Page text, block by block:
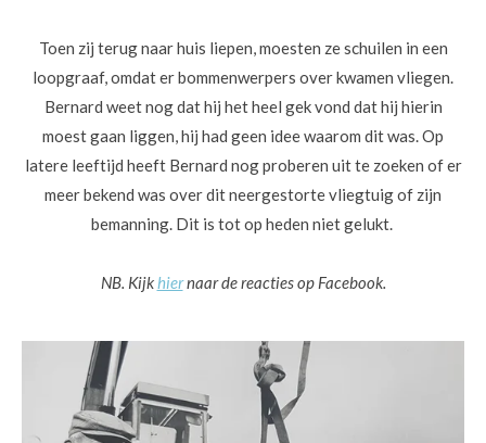
Toen zij terug naar huis liepen, moesten ze schuilen in een
loopgraaf, omdat er bommenwerpers over kwamen vliegen.
Bernard weet nog dat hij het heel gek vond dat hij hierin
moest gaan liggen, hij had geen idee waarom dit was. Op
latere leeftijd heeft Bernard nog proberen uit te zoeken of er
meer bekend was over dit neergestorte vliegtuig of zijn
bemanning. Dit is tot op heden niet gelukt.
NB. Kijkhiernaar de reacties op Facebook.